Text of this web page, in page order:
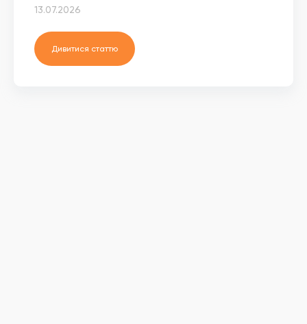
13.07.2026
Дивитися статтю